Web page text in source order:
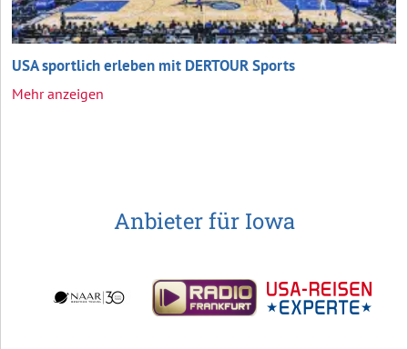
USA sportlich erleben mit DERTOUR Sports
Mehr anzeigen
Anbieter für Iowa